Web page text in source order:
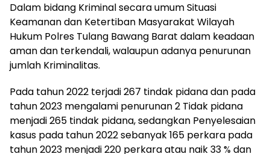
Dalam bidang Kriminal secara umum Situasi
Keamanan dan Ketertiban Masyarakat Wilayah
Hukum Polres Tulang Bawang Barat dalam keadaan
aman dan terkendali, walaupun adanya penurunan
jumlah Kriminalitas.
Pada tahun 2022 terjadi 267 tindak pidana dan pada
tahun 2023 mengalami penurunan 2 Tidak pidana
menjadi 265 tindak pidana, sedangkan Penyelesaian
kasus pada tahun 2022 sebanyak 165 perkara pada
tahun 2023 menjadi 220 perkara atau naik 33 % dan